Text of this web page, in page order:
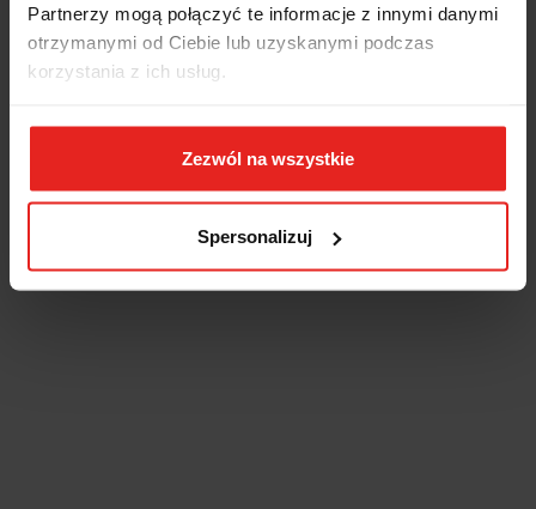
Partnerzy mogą połączyć te informacje z innymi danymi
otrzymanymi od Ciebie lub uzyskanymi podczas
korzystania z ich usług.
Zezwól na wszystkie
Spersonalizuj